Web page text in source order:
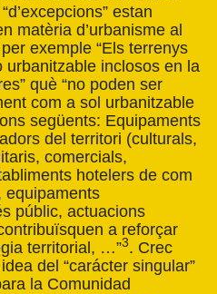
estan
matèria d’urbanisme al
exemple “Els terrenys
urbanitzable inclosos en la
què “no poden ser
com a sol urbanitzable
següents: Equipaments
del territori (culturals,
comercials,
hotelers de com
equipaments
públic, actuacions
a reforçar
territorial, …”3. Crec
del “carácter singular”
la Comunidad